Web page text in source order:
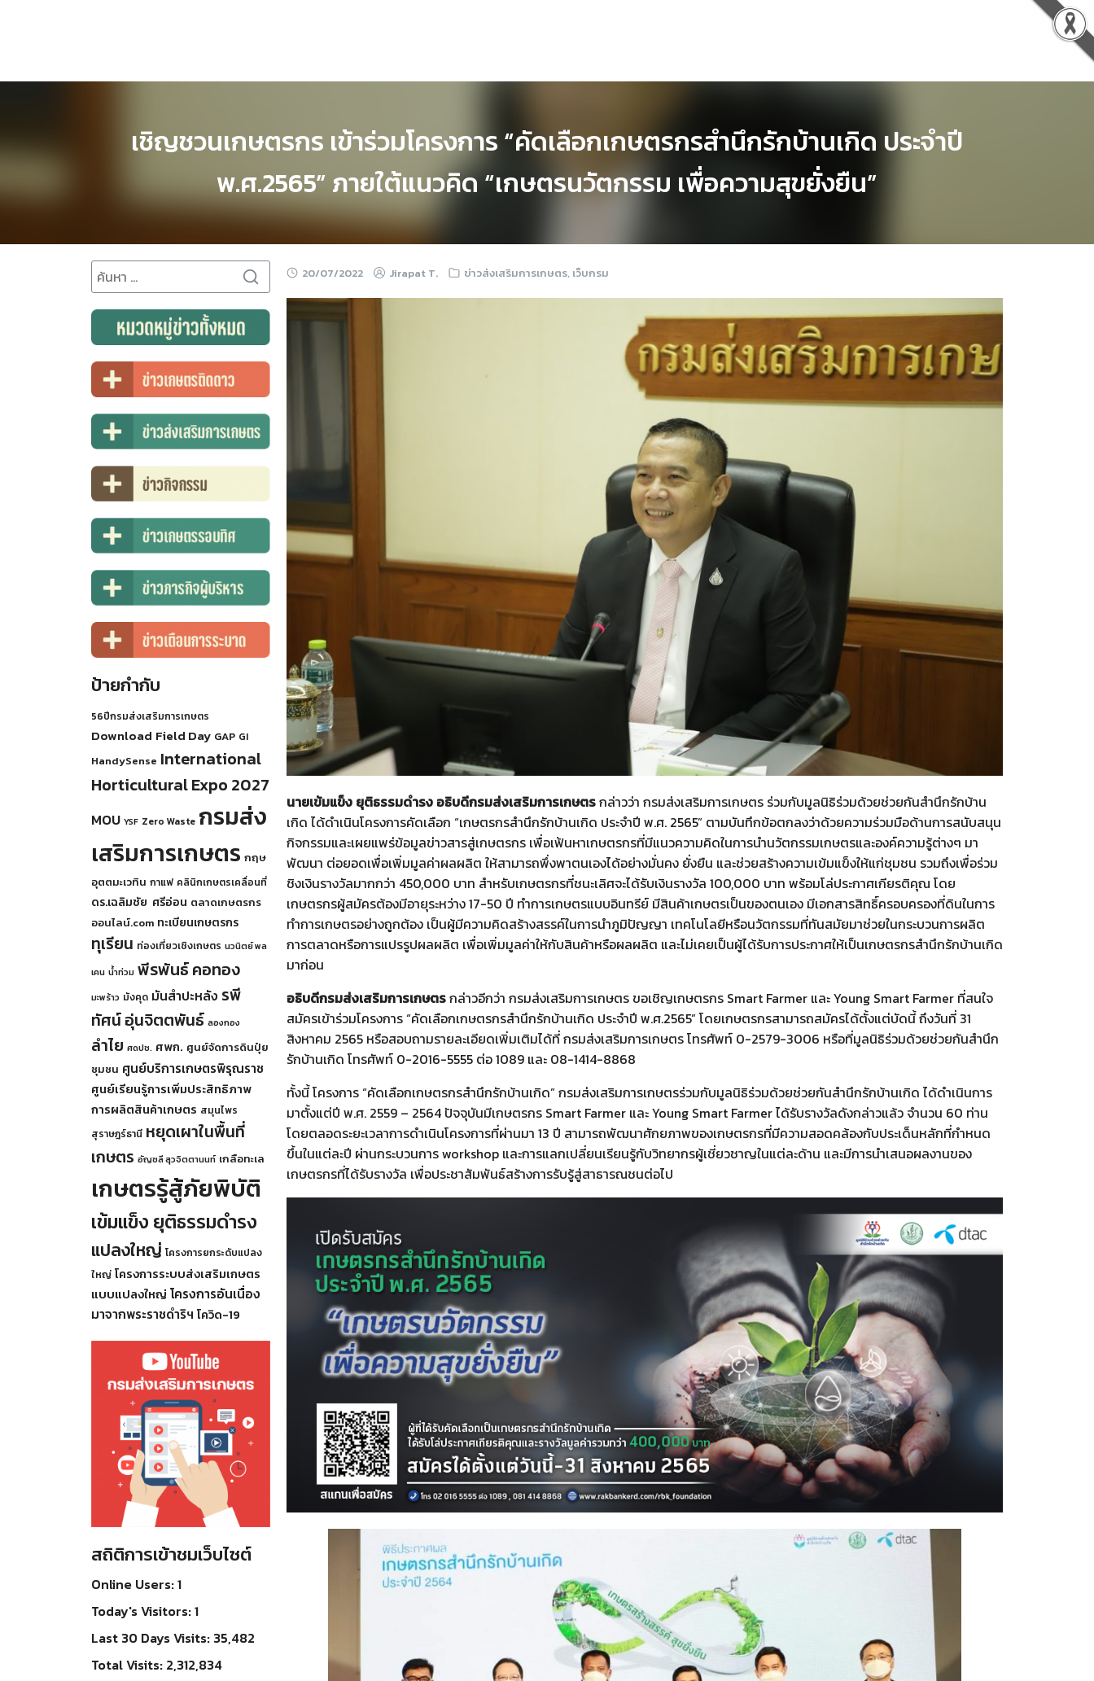
เชิญชวนเกษตรกร เข้าร่วมโครงการ “คัดเลือกเกษตรกรสำนึกรักบ้านเกิด ประจำปี
พ.ศ.2565” ภายใต้แนวคิด “เกษตรนวัตกรรม เพื่อความสุขยั่งยืน”
20/07/2022 Jirapat T. ข่าวส่งเสริมการเกษตร, เว็บกรม
นายเข้มแข็ง ยุติธรรมดำรง อธิบดีกรมส่งเสริมการเกษตรกล่าวว่า กรมส่งเสริมการเกษตร ร่วมกับมูลนิธิร่วมด้วยช่วยกันสำนึกรักบ้าน
เกิด ได้ดำเนินโครงการคัดเลือก “เกษตรกรสำนึกรักบ้านเกิด ประจำปี พ.ศ. 2565” ตามบันทึกข้อตกลงว่าด้วยความร่วมมือด้านการสนับสนุน
กิจกรรมและเผยแพร่ข้อมูลข่าวสารสู่เกษตรกร เพื่อเฟ้นหาเกษตรกรที่มีแนวความคิดในการนำนวัตกรรมเกษตรและองค์ความรู้ต่างๆ มา
พัฒนา ต่อยอดเพื่อเพิ่มมูลค่าผลผลิต ให้สามารถพึ่งพาตนเองได้อย่างมั่นคง ยั่งยืน และช่วยสร้างความเข้มแข็งให้แก่ชุมชน รวมถึงเพื่อร่วม
ชิงเงินรางวัลมากกว่า 450,000 บาท สำหรับเกษตรกรที่ชนะเลิศจะได้รับเงินรางวัล 100,000 บาท พร้อมโล่ประกาศเกียรติคุณ โดย
เกษตรกรผู้สมัครต้องมีอายุระหว่าง 17-50 ปี ทำการเกษตรแบบอินทรีย์ มีสินค้าเกษตรเป็นของตนเอง มีเอกสารสิทธิ์ครอบครองที่ดินในการ
ทำการเกษตรอย่างถูกต้อง เป็นผู้มีความคิดสร้างสรรค์ในการนำภูมิปัญญา เทคโนโลยีหรือนวัตกรรมที่ทันสมัยมาช่วยในกระบวนการผลิต
การตลาดหรือการแปรรูปผลผลิต เพื่อเพิ่มมูลค่าให้กับสินค้าหรือผลผลิต และไม่เคยเป็นผู้ได้รับการประกาศให้เป็นเกษตรกรสำนึกรักบ้านเกิด
มาก่อน
อธิบดีกรมส่งเสริมการเกษตรกล่าวอีกว่า กรมส่งเสริมการเกษตร ขอเชิญเกษตรกร Smart Farmer และ Young Smart Farmer ที่สนใจ
สมัครเข้าร่วมโครงการ “คัดเลือกเกษตรกรสำนึกรักบ้านเกิด ประจำปี พ.ศ.2565” โดยเกษตรกรสามารถสมัครได้ตั้งแต่บัดนี้ ถึงวันที่ 31
สิงหาคม 2565 หรือสอบถามรายละเอียดเพิ่มเติมได้ที่ กรมส่งเสริมการเกษตร โทรศัพท์ 0-2579-3006 หรือที่มูลนิธิร่วมด้วยช่วยกันสำนึก
รักบ้านเกิด โทรศัพท์ 0-2016-5555 ต่อ 1089 และ 08-1414-8868
ทั้งนี้ โครงการ “คัดเลือกเกษตรกรสำนึกรักบ้านเกิด” กรมส่งเสริมการเกษตรร่วมกับมูลนิธิร่วมด้วยช่วยกันสำนึกรักบ้านเกิด ได้ดำเนินการ
มาตั้งแต่ปี พ.ศ. 2559 – 2564 ปัจจุบันมีเกษตรกร Smart Farmer และ Young Smart Farmer ได้รับรางวัลดังกล่าวแล้ว จำนวน 60 ท่าน
โดยตลอดระยะเวลาการดำเนินโครงการที่ผ่านมา 13 ปี สามารถพัฒนาศักยภาพของเกษตรกรที่มีความสอดคล้องกับประเด็นหลักที่กำหนด
ขึ้นในแต่ละปี ผ่านกระบวนการ workshop และการแลกเปลี่ยนเรียนรู้กับวิทยากรผู้เชี่ยวชาญในแต่ละด้าน และมีการนำเสนอผลงานของ
เกษตรกรที่ได้รับรางวัล เพื่อประชาสัมพันธ์สร้างการรับรู้สู่สาธารณชนต่อไป
Search
for:
ป้ายกำกับ
56ปีกรมส่งเสริมการเกษตร
Download Field Day GAP GI
HandySense International
Horticultural Expo 2027
MOU YSF Zero Waste กรมส่ง
เสริมการเกษตร กฤษ
อุตตมะเวทิน กาแฟ คลินิกเกษตรเคลื่อนที่
ดร.เฉลิมชัย ศรีอ่อน ตลาดเกษตรกร
ออนไลน์.com ทะเบียนเกษตรกร
ทุเรียน ท่องเที่ยวเชิงเกษตร นวนิตย์ พล
เคน น้ำท่วม พีรพันธ์ คอทอง
มะพร้าว มังคุด มันสำปะหลัง รพี
ทัศน์ อุ่นจิตตพันธ์ ลองกอง
ลำไย ศดปช. ศพก. ศูนย์จัดการดินปุ๋ย
ชุมชน ศูนย์บริการเกษตรพิรุณราช
ศูนย์เรียนรู้การเพิ่มประสิทธิภาพ
การผลิตสินค้าเกษตร สมุนไพร
สุราษฎร์ธานี หยุดเผาในพื้นที่
เกษตร อัญชลี สุวจิตตานนท์ เกลือทะเล
เกษตรรู้สู้ภัยพิบัติ
เข้มแข็ง ยุติธรรมดำรง
แปลงใหญ่ โครงการยกระดับแปลง
ใหญ่ โครงการระบบส่งเสริมเกษตร
แบบแปลงใหญ่ โครงการอันเนื่อง
มาจากพระราชดำริฯ โควิด-19
สถิติการเข้าชมเว็บไซต์
Online Users:1
Today's Visitors:1
Last 30 Days Visits: 35,482
Total Visits: 2,312,834